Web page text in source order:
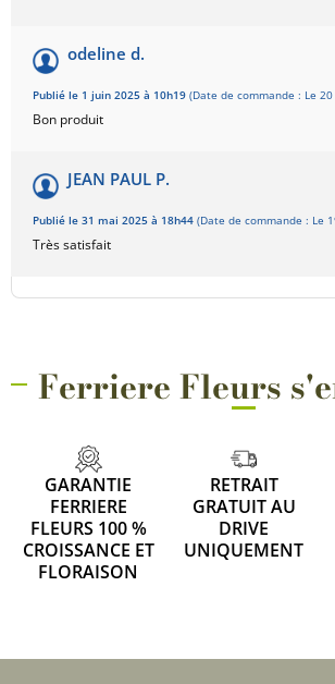
odeline d.
Publié le 1 juin 2025 à 10h19 (Date de commande : Le
Bon produit
JEAN PAUL P.
Publié le 31 mai 2025 à 18h44 (Date de commande : Le
Très satisfait
Ferriere Fleurs
GARANTIE
FERRIERE
FLEURS 100 %
CROISSANCE ET
FLORAISON
RETRAIT
GRATUIT AU
DRIVE
UNIQUEMENT